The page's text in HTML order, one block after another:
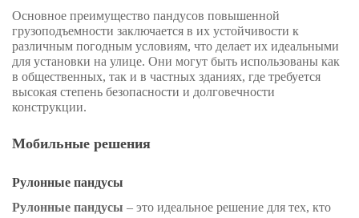
Основное преимущество пандусов повышенной
грузоподъемности заключается в их устойчивости к
различным погодным условиям, что делает их идеальными
для установки на улице. Они могут быть использованы как
в общественных, так и в частных зданиях, где требуется
высокая степень безопасности и долговечности
конструкции.
Мобильные решения
Рулонные пандусы
Рулонные пандусы – это идеальное решение для тех, кто